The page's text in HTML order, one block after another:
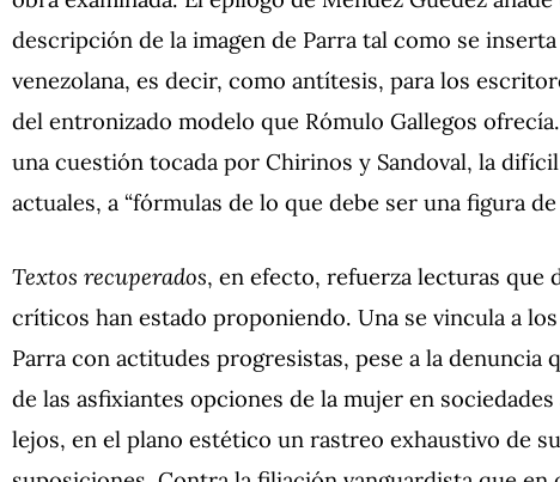
descripción de la imagen de Parra tal como se
venezolana, es decir, como antítesis, para los
del entronizado modelo que Rómulo Gallegos
una cuestión tocada por Chirinos y Sandoval, la
actuales, a “fórmulas de lo que debe ser una figura
Textos recuperados, en efecto, refuerza lecturas que
críticos han estado proponiendo. Una se vincula a
Parra con actitudes progresistas, pese a la denuncia
de las asfixiantes opciones de la mujer en
lejos, en el plano estético un rastreo exhaustivo de